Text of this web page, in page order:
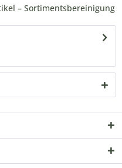
– Sortimentsbereinigung